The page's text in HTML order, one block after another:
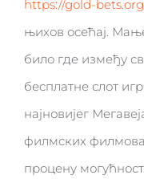
https://gold-
њихов осећај.
било где између
бесплатне слот
најновијег
филмских
процену